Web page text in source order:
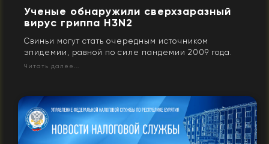
Ученые обнаружили сверхзаразный
вирус гриппа H3N2
Свиньи могут стать очередным источником
эпидемии, равной по силе пандемии 2009 года.
Читать далее...